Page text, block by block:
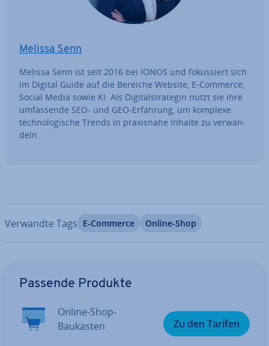
Melissa Senn
Melissa Senn ist seit 2016 bei IONOS und fo­kus­siert sich
im Digital Guide auf die Bereiche Website, E-Commerce,
Social Media sowie KI. Als Di­gi­tal­stra­te­gin nutzt sie ihre
um­fas­sen­de SEO- und GEO-Erfahrung, um komplexe
tech­no­lo­gi­sche Trends in pra­xis­na­he Inhalte zu ver­wan­
deln.
Verwandte Tags E-Commerce Online-Shop
Passende Produkte
Online-Shop-
Baukasten
Zu den Tarifen